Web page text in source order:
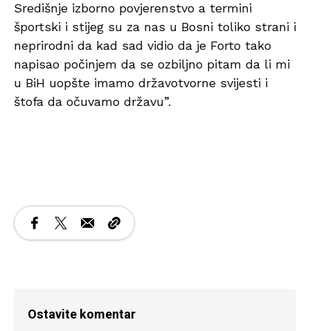
Središnje izborno povjerenstvo a termini
športski i stijeg su za nas u Bosni toliko strani i
neprirodni da kad sad vidio da je Forto tako
napisao počinjem da se ozbiljno pitam da li mi
u BiH uopšte imamo državotvorne svijesti i
štofa da očuvamo državu”.
Ostavite komentar